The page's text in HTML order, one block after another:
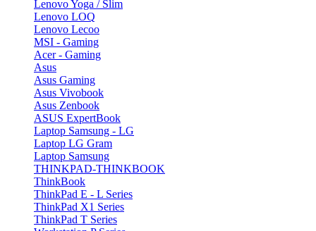
Lenovo Yoga / Slim
Lenovo LOQ
Lenovo Lecoo
MSI - Gaming
Acer - Gaming
Asus
Asus Gaming
Asus Vivobook
Asus Zenbook
ASUS ExpertBook
Laptop Samsung - LG
Laptop LG Gram
Laptop Samsung
THINKPAD-THINKBOOK
ThinkBook
ThinkPad E - L Series
ThinkPad X1 Series
ThinkPad T Series